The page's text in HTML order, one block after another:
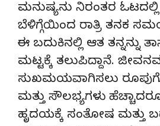
ಮನುಷ್ಯನು ನಿರಂತರ ಓಟದಲ್ಲಿ
ಬೆಳಿಗ್ಗೆಯಿಂದ ರಾತ್ರಿ ತನಕ
ಈ ಬದುಕಿನಲ್ಲಿ ಆತ ತನ್ನನ್ನು
ಮಟ್ಟಕ್ಕೆ ತಲುಪಿದ್ದಾನೆ.
ಸುಖಮಯವಾಗಿಸಲು
ಮತ್ತು ಸೌಲಭ್ಯಗಳು
ಹೃದಯಕ್ಕೆ ಸಂತೋಷ ಮತ್ತು